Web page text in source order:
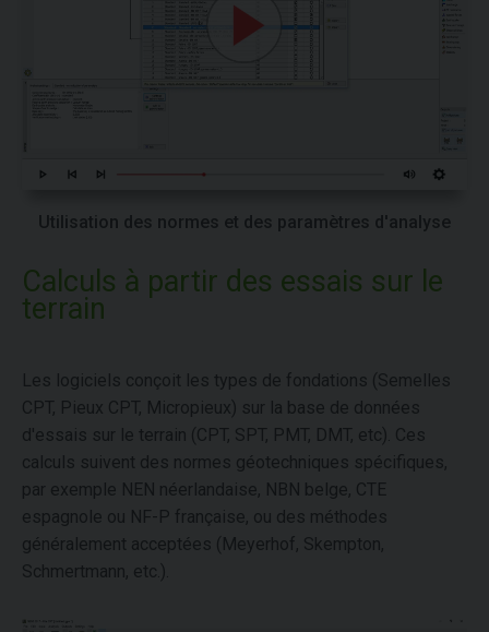
Utilisation des normes et des paramètres d'analyse
Calculs à partir des essais sur le
terrain
Les logiciels conçoit les types de fondations (Semelles
CPT, Pieux CPT, Micropieux) sur la base de données
d'essais sur le terrain (CPT, SPT, PMT, DMT, etc). Ces
calculs suivent des normes géotechniques spécifiques,
par exemple NEN néerlandaise, NBN belge, CTE
espagnole ou NF-P française, ou des méthodes
généralement acceptées (Meyerhof, Skempton,
Schmertmann, etc.).